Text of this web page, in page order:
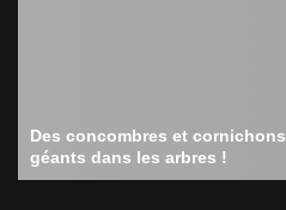
Des concombres et cornichons
géants dans les arbres !